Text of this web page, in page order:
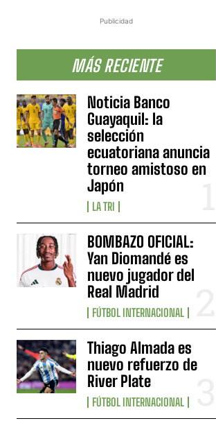
Publicidad
MÁS RECIENTE
Noticia Banco
Guayaquil: la
selección
ecuatoriana anuncia
torneo amistoso en
Japón
LA TRI
BOMBAZO OFICIAL:
Yan Diomandé es
nuevo jugador del
Real Madrid
FÚTBOL INTERNACIONAL
Thiago Almada es
nuevo refuerzo de
River Plate
FÚTBOL INTERNACIONAL